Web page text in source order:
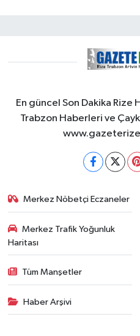
En güncel Son Dakika
Trabzon Haberleri ve
Merkez Nöbetçi Eczaneler
Merkez Trafik Yoğunluk
Haritası
Tüm Manşetler
Haber Arşivi